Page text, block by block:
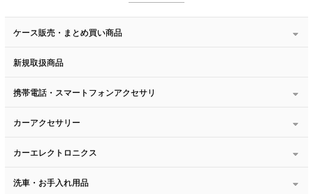
ケース販売・まとめ買い商品
新規取扱商品
携帯電話・スマートフォンアクセサリ
カーアクセサリー
カーエレクトロニクス
洗車・お手入れ用品